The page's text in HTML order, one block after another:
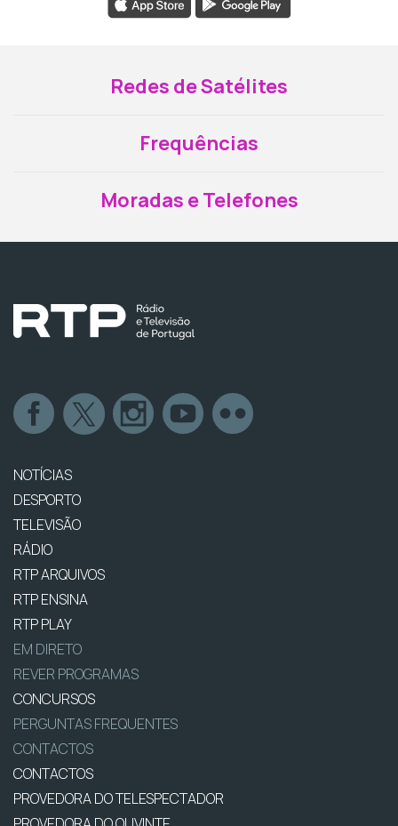
Redes de Satélites
Frequências
Moradas e Telefones
NOTÍCIAS
DESPORTO
TELEVISÃO
RÁDIO
RTP ARQUIVOS
RTP ENSINA
RTP PLAY
EM DIRETO
REVER PROGRAMAS
CONCURSOS
PERGUNTAS FREQUENTES
CONTACTOS
CONTACTOS
PROVEDORA DO TELESPECTADOR